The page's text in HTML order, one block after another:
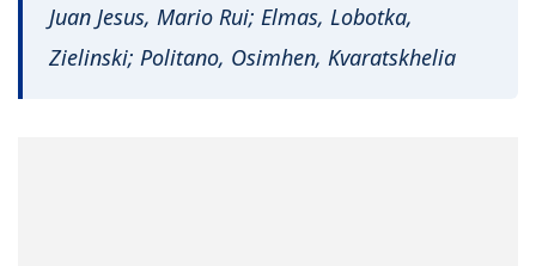
Juan Jesus, Mario Rui; Elmas, Lobotka,
Zielinski; Politano, Osimhen, Kvaratskhelia